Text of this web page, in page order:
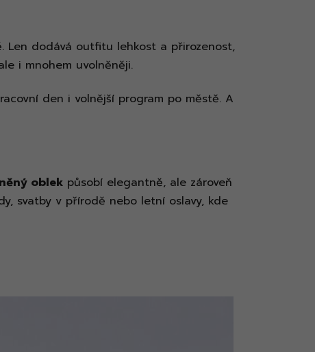
Len dodává outfitu lehkost a přirozenost,
i mnohem uvolněněji.
den i volnější program po městě. A
oblek působí elegantně, ale zároveň
svatby v přírodě nebo letní oslavy, kde